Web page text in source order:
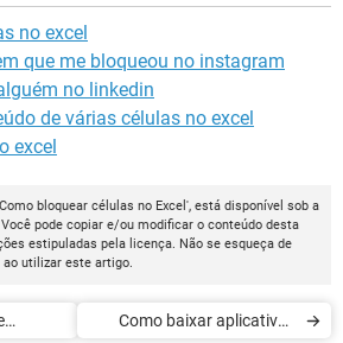
no excel
que me bloqueou no instagram
no linkedin
de várias células no excel
excel
bloquear células no Excel', está disponível sob a
pode copiar e/ou modificar o conteúdo desta
estipuladas pela licença. Não se esqueça de
ao utilizar este artigo.
Como baixar aplicativos